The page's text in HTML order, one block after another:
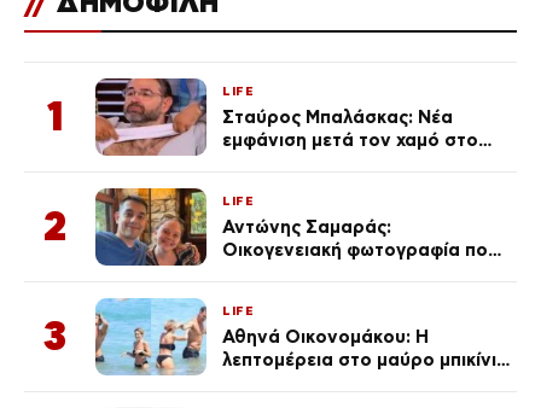
1
LIFE
Σταύρος Μπαλάσκας: Νέα
εμφάνιση μετά τον χαμό στο
2
LIFE
Αντώνης Σαμαράς:
Οικογενειακή φωτογραφία που
Λένας
3
LIFE
Αθηνά Οικονομάκου: Η
λεπτομέρεια στο μαύρο μπικίνι